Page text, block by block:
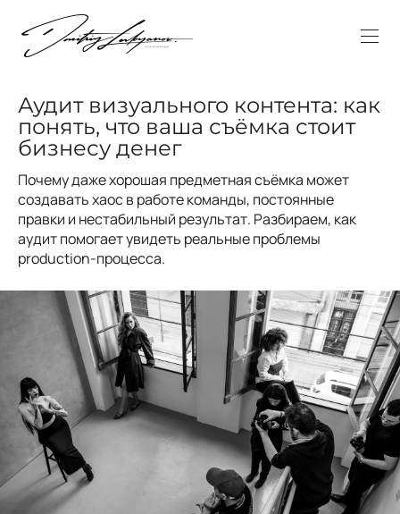
Аудит визуального контента: как
понять, что ваша съёмка стоит
бизнесу денег
Почему даже хорошая предметная съёмка может
создавать хаос в работе команды, постоянные
правки и нестабильный результат. Разбираем, как
аудит помогает увидеть реальные проблемы
production-процесса.